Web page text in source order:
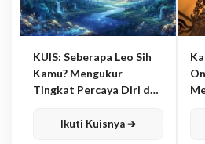
KUIS: Seberapa Leo Sih
Kamu? Mengukur
Tingkat Percaya Diri dan
Ikuti Kuisnya ➔